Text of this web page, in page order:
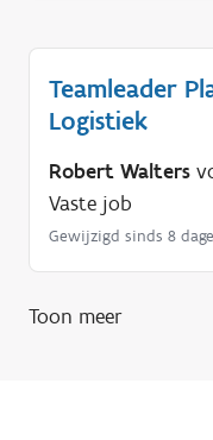
Teamleader
Logistiek
Robert Walters
Vaste job
Gewijzigd sinds 8
Toon meer